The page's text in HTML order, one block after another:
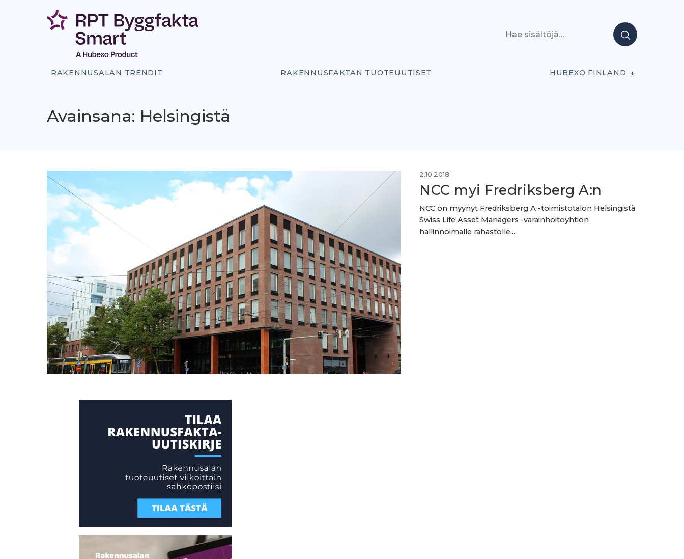
RAKENNUSALAN TRENDIT RAKENNUSFAKTAN TUOTEUUTISET HUBEXO FINLAND
Avainsana: Helsingistä
2.10.2018
NCC myi Fredriksberg A:n
NCC on myynyt Fredriksberg A -toimistotalon Helsingistä
Swiss Life Asset Managers -varainhoitoyhtiön
hallinnoimalle rahastolle....